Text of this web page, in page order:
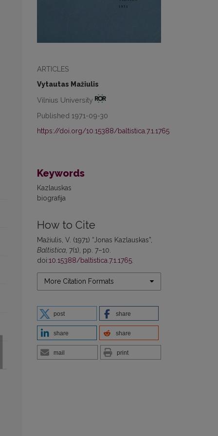
ARTICLES
Vytautas Mažiulis
Vilnius University
Published 1971-09-30
https://doi.org/10.15388/baltistica.7.1.1765
Keywords
Kazlauskas
biografija
How to Cite
Mažiulis, V. (1971) “Jonas Kazlauskas”,
Baltistica , 7(1), pp. 7–10.
doi:10.15388/baltistica.7.1.1765
More Citation Formats
post share
share share
mail print